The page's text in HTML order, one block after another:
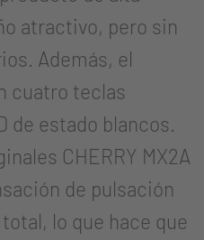
atractivo, pero sin
Además, el
cuatro teclas
de estado blancos.
CHERRY MX2A
de pulsación
lo que hace que